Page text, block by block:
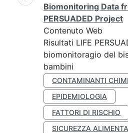
Biomonitoring Data
PERSUADED Project
Contenuto Web
Risultati LIFE
biomonitoragio del
bambini
CONTAMINANTI
EPIDEMIOLOGIA
FATTORI DI RISCHIO
SICUREZZA